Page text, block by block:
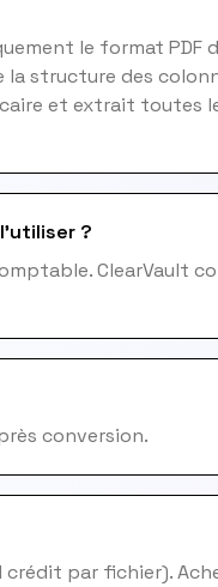
le format PDF
la structure des
et extrait toutes
?
ClearVault
conversion.
par fichier).